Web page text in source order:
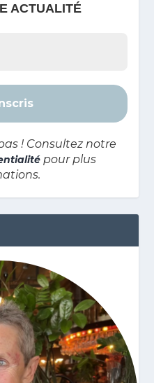
ACTUALITÉ
! Consultez notre
pour plus